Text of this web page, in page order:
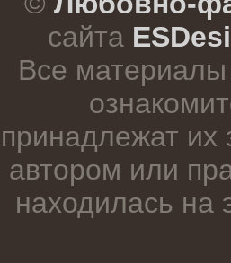
сайта
Все материалы
принадлежат их
автором или
находилась на